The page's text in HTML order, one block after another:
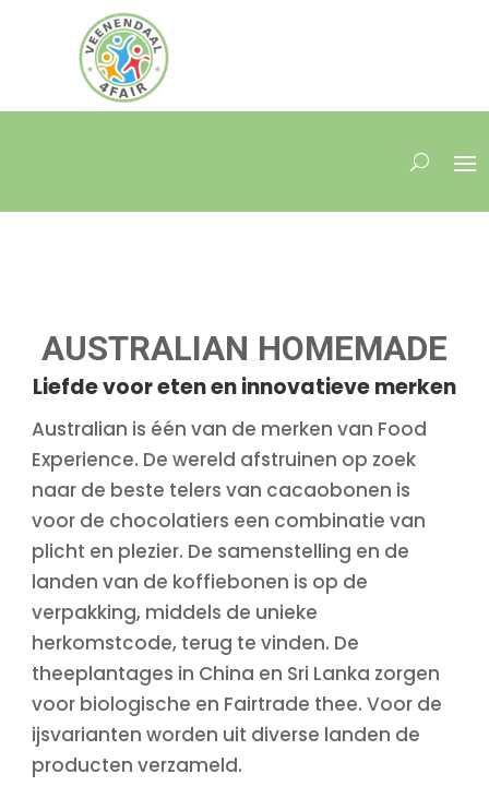
AUSTRALIAN HOMEMADE
Liefde voor eten en innovatieve merken
Australian is één van de merken van Food
Experience. De wereld afstruinen op zoek
naar de beste telers van cacaobonen is
voor de chocolatiers een combinatie van
plicht en plezier. De samenstelling en de
landen van de koffiebonen is op de
verpakking, middels de unieke
herkomstcode, terug te vinden. De
theeplantages in China en Sri Lanka zorgen
voor biologische en Fairtrade thee. Voor de
ijsvarianten worden uit diverse landen de
producten verzameld.